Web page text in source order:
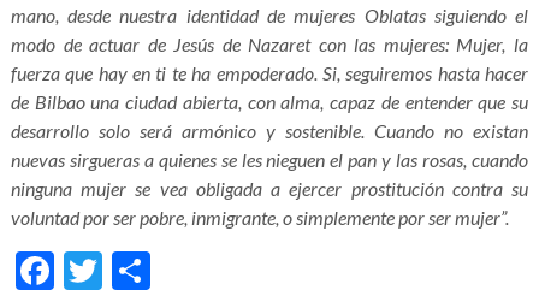
mano, desde nuestra identidad de mujeres Oblatas siguiendo el
modo de actuar de Jesús de Nazaret con las mujeres: Mujer, la
fuerza que hay en ti te ha empoderado. Si, seguiremos hasta hacer
de Bilbao una ciudad abierta, con alma, capaz de entender que su
desarrollo solo será armónico y sostenible. Cuando no existan
nuevas sirgueras a quienes se les nieguen el pan y las rosas, cuando
ninguna mujer se vea obligada a ejercer prostitución contra su
voluntad por ser pobre, inmigrante, o simplemente por ser mujer”.
Facebook
Twitter
Compartir